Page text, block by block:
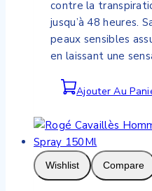
contre la
jusqu’à 48 heures.
peaux sensibles
en laissant une
Ajouter Au
Wishlist Compare